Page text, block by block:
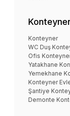
Konteyner
WC Duş
Ofis
Yatakhane
Yemekhane
Konteyner
Şantiye
Demonte